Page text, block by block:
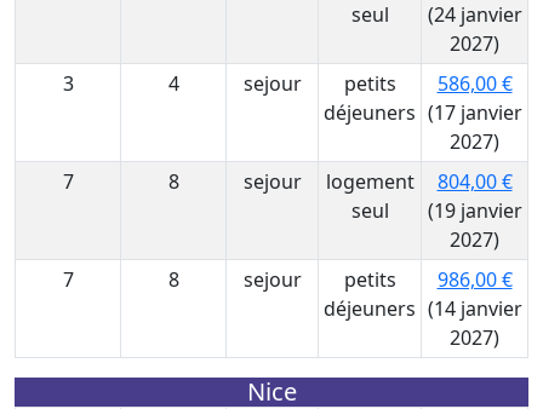
seul
(24 janvier
2027)
3
4 sejour
petits
déjeuners
586,00 €
(17 janvier
2027)
7
8 sejour
logement
seul
804,00 €
(19 janvier
2027)
7
8 sejour
petits
déjeuners
986,00 €
(14 janvier
2027)
Nice